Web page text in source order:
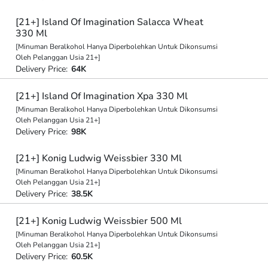
[21+] Island Of Imagination Salacca Wheat
330 Ml
[Minuman Beralkohol Hanya Diperbolehkan Untuk Dikonsumsi
Oleh Pelanggan Usia 21+]
Delivery Price: 64K
[21+] Island Of Imagination Xpa 330 Ml
[Minuman Beralkohol Hanya Diperbolehkan Untuk Dikonsumsi
Oleh Pelanggan Usia 21+]
Delivery Price: 98K
[21+] Konig Ludwig Weissbier 330 Ml
[Minuman Beralkohol Hanya Diperbolehkan Untuk Dikonsumsi
Oleh Pelanggan Usia 21+]
Delivery Price: 38.5K
[21+] Konig Ludwig Weissbier 500 Ml
[Minuman Beralkohol Hanya Diperbolehkan Untuk Dikonsumsi
Oleh Pelanggan Usia 21+]
Delivery Price: 60.5K